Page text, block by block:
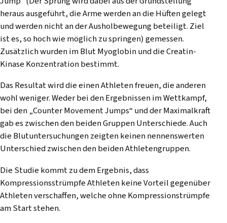
heraus ausgeführt, die Arme werden an die Hüften gelegt
und werden nicht an der Ausholbewegung beteiligt. Ziel
ist es, so hoch wie möglich zu springen) gemessen.
Zusätzlich wurden im Blut Myoglobin und die Creatin-
Kinase Konzentration bestimmt.
Das Resultat wird die einen Athleten freuen, die anderen
wohl weniger. Weder bei den Ergebnissen im Wettkampf,
bei den „Counter Movement Jumps“ und der Maximalkraft
gab es zwischen den beiden Gruppen Unterschiede. Auch
die Blutuntersuchungen zeigten keinen nennenswerten
Unterschied zwischen den beiden Athletengruppen.
Die Studie kommt zu dem Ergebnis, dass
Kompressionsstrümpfe Athleten keine Vorteil gegenüber
Athleten verschaffen, welche ohne Kompressionstrümpfe
am Start stehen.